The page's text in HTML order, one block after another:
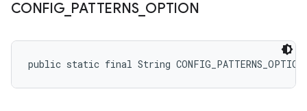
CONFIG_ PATTERNS_ OPTION
public static final String CONFIG_PATTERNS_OPTION